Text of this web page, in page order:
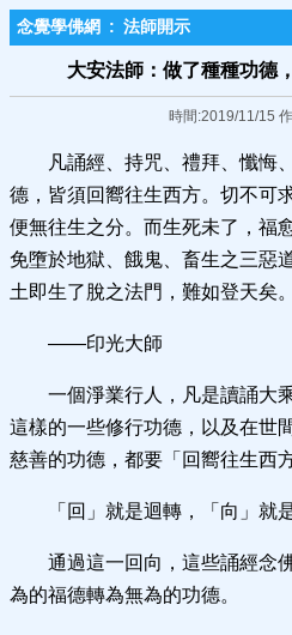
念覺學佛網 : 法師開示
大安法師：做了種種功德
時間:2019/11/15
凡誦經、持咒、禮拜、懺悔
德，皆須回嚮往生西方。切不可
便無往生之分。而生死未了，福
免墮於地獄、餓鬼、畜生之三惡
土即生了脫之法門，難如登天矣。
——印光大師
一個淨業行人，凡是讀誦大
這樣的一些修行功德，以及在世
慈善的功德，都要「回嚮往生西方
「回」就是迴轉，「向」就
通過這一回向，這些誦經念
為的福德轉為無為的功德。